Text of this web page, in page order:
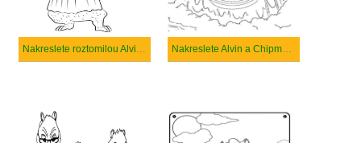
Nakreslete roztomilou Alvin a Chipmunkové Nakreslete Alvin a Chipmunkové zdarma pro děti